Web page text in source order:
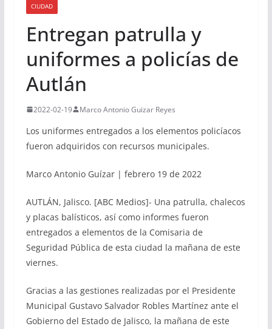
CIUDAD
Entregan patrulla y
uniformes a policías de
Autlán
2022-02-19 Marco Antonio Guizar Reyes
Los uniformes entregados a los elementos policíacos
fueron adquiridos con recursos municipales.
Marco Antonio Guízar | febrero 19 de 2022
AUTLÁN, Jalisco. [ABC Medios]- Una patrulla, chalecos
y placas balísticos, así como informes fueron
entregados a elementos de la Comisaria de
Seguridad Pública de esta ciudad la mañana de este
viernes.
Gracias a las gestiones realizadas por el Presidente
Municipal Gustavo Salvador Robles Martínez ante el
Gobierno del Estado de Jalisco, la mañana de este